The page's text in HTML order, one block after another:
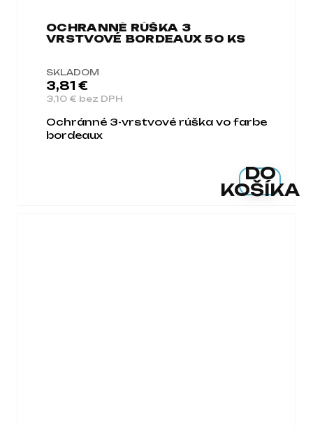
OCHRANNÉ RÚŠKA 3
VRSTVOVÉ BORDEAUX 50 KS
SKLADOM
3,10 € bez DPH
3,81 €
DO
KOŠÍKA
Ochránné 3-vrstvové rúška vo farbe
bordeaux